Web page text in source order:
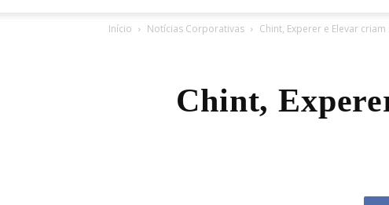
Início Notícias Corporativas Chint, Experer e Elevar
Chint,